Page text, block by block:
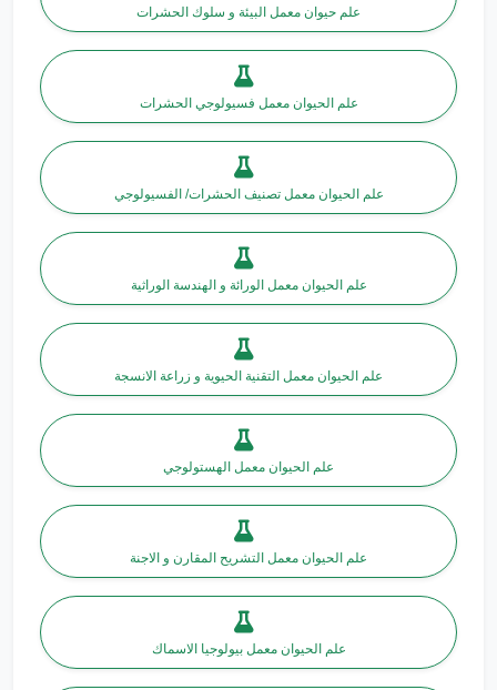
علم حيوان معمل البيئة و سلوك الحشرات
علم الحيوان معمل فسيولوجي الحشرات
علم الحيوان معمل تصنيف الحشرات/ الفسيولوجي
علم الحيوان معمل الورائة و الهندسة الوراثية
علم الحيوان معمل التقنية الحيوية و زراعة الانسجة
علم الحيوان معمل الهستولوجي
علم الحيوان معمل التشريح المقارن و الاجنة
علم الحيوان معمل بيولوجيا الاسماك